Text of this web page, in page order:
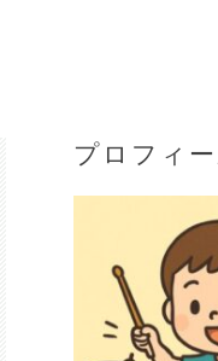
プロフィ